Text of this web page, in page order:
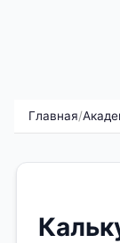
Главная/